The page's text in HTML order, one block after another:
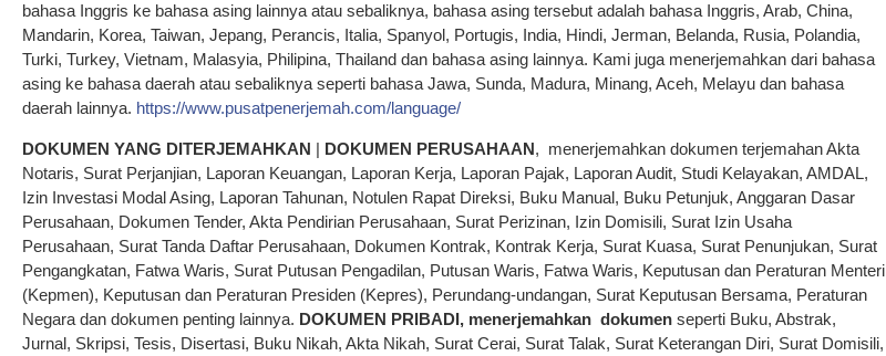
bahasa Inggris ke bahasa asing lainnya atau sebaliknya, bahasa asing tersebut adalah bahasa Inggris, Arab, China,
Mandarin, Korea, Taiwan, Jepang, Perancis, Italia, Spanyol, Portugis, India, Hindi, Jerman, Belanda, Rusia, Polandia,
Turki, Turkey, Vietnam, Malasyia, Philipina, Thailand dan bahasa asing lainnya. Kami juga menerjemahkan dari bahasa
asing ke bahasa daerah atau sebaliknya seperti bahasa Jawa, Sunda, Madura, Minang, Aceh, Melayu dan bahasa
daerah lainnya. https://www.pusatpenerjemah.com/language/
DOKUMEN YANG DITERJEMAHKAN | DOKUMEN PERUSAHAAN, menerjemahkan dokumen terjemahan Akta
Notaris, Surat Perjanjian, Laporan Keuangan, Laporan Kerja, Laporan Pajak, Laporan Audit, Studi Kelayakan, AMDAL,
Izin Investasi Modal Asing, Laporan Tahunan, Notulen Rapat Direksi, Buku Manual, Buku Petunjuk, Anggaran Dasar
Perusahaan, Dokumen Tender, Akta Pendirian Perusahaan, Surat Perizinan, Izin Domisili, Surat Izin Usaha
Perusahaan, Surat Tanda Daftar Perusahaan, Dokumen Kontrak, Kontrak Kerja, Surat Kuasa, Surat Penunjukan, Surat
Pengangkatan, Fatwa Waris, Surat Putusan Pengadilan, Putusan Waris, Fatwa Waris, Keputusan dan Peraturan Menteri
(Kepmen), Keputusan dan Peraturan Presiden (Kepres), Perundang-undangan, Surat Keputusan Bersama, Peraturan
Negara dan dokumen penting lainnya. DOKUMEN PRIBADI, menerjemahkan dokumen seperti Buku, Abstrak,
Jurnal, Skripsi, Tesis, Disertasi, Buku Nikah, Akta Nikah, Surat Cerai, Surat Talak, Surat Keterangan Diri, Surat Domisili,